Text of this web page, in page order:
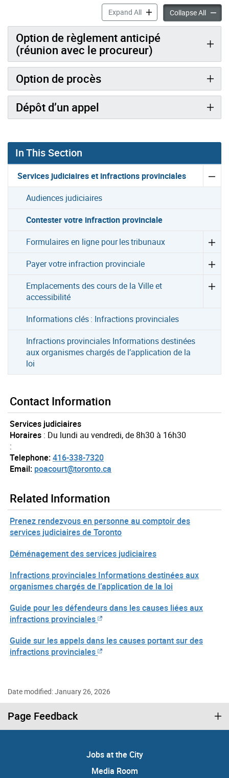
Expand AllContester votre infraction
Collapse All
Option de règlement anticipé
(réunion avec le procureur)
Option de procès
Dépôt d’un appel
In This Section
Services judiciaires et infractions provinciales
Audiences judiciaires
Contester votre infraction provinciale
Formulaires en ligne pour les tribunaux
Payer votre infraction provinciale
Emplacements des cours de la Ville et
accessibilité
Informations clés : Infractions provinciales
Infractions provinciales Informations destinées
aux organismes chargés de l’application de la
loi
Contact Information
Services judiciaires
Horaires : Du lundi au vendredi, de 8h30 à 16h30
:
Telephone:416-338-7320
Email: poacourt@toronto.ca
Related Information
Prenez rendezvous en personne au comptoir des
services judiciaires de Toronto
Déménagement des services judiciaires
Infractions provinciales Informations destinées aux
organismes chargés de l’application de la loi
Guide pour les défendeurs dans les causes liées aux
infractions provinciales
Guide sur les appels dans les causes portant sur des
infractions provinciales
Date modified: January 26, 2026
Page Feedback
Jobs at the City
Media Room